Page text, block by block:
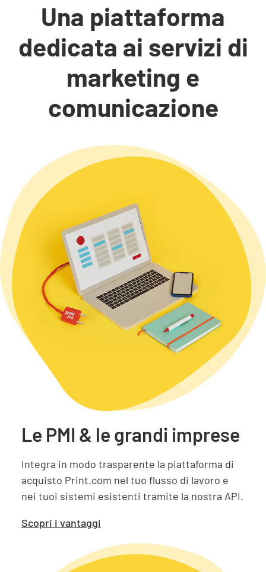
Una piattaforma
dedicata ai servizi di
marketing e
comunicazione
Le PMI & le grandi imprese
Integra in modo trasparente la piattaforma di
acquisto Print.com nel tuo flusso di lavoro e
nei tuoi sistemi esistenti tramite la nostra API.
Scopri i vantaggi